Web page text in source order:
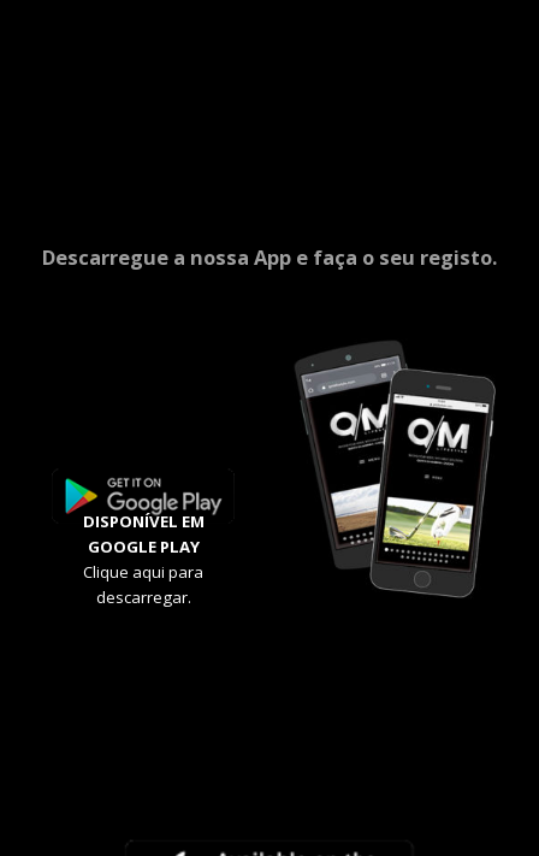
Descarregue a nossa App e faça o seu registo.
DISPONÍVEL EM
GOOGLE PLAY
Clique aqui para
descarregar.